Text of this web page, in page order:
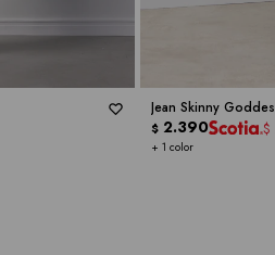
Jean Skinny
+ 1 color
$ 2.390 $